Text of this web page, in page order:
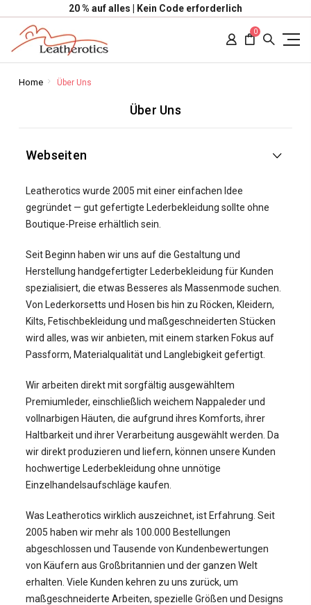
20 % auf alles | Kein Code erforderlich
0
Home Über Uns
Über Uns
Webseiten
Leatherotics wurde 2005 mit einer einfachen Idee
gegründet — gut gefertigte Lederbekleidung sollte ohne
Boutique-Preise erhältlich sein.
Seit Beginn haben wir uns auf die Gestaltung und
Herstellung handgefertigter Lederbekleidung für Kunden
spezialisiert, die etwas Besseres als Massenmode suchen.
Von Lederkorsetts und Hosen bis hin zu Röcken, Kleidern,
Kilts, Fetischbekleidung und maßgeschneiderten Stücken
wird alles, was wir anbieten, mit einem starken Fokus auf
Passform, Materialqualität und Langlebigkeit gefertigt.
Wir arbeiten direkt mit sorgfältig ausgewähltem
Premiumleder, einschließlich weichem Nappaleder und
vollnarbigen Häuten, die aufgrund ihres Komforts, ihrer
Haltbarkeit und ihrer Verarbeitung ausgewählt werden. Da
wir direkt produzieren und liefern, können unsere Kunden
hochwertige Lederbekleidung ohne unnötige
Einzelhandelsaufschläge kaufen.
Was Leatherotics wirklich auszeichnet, ist Erfahrung. Seit
2005 haben wir mehr als 100.000 Bestellungen
abgeschlossen und Tausende von Kundenbewertungen
von Käufern aus Großbritannien und der ganzen Welt
erhalten. Viele Kunden kehren zu uns zurück, um
maßgeschneiderte Arbeiten, spezielle Größen und Designs